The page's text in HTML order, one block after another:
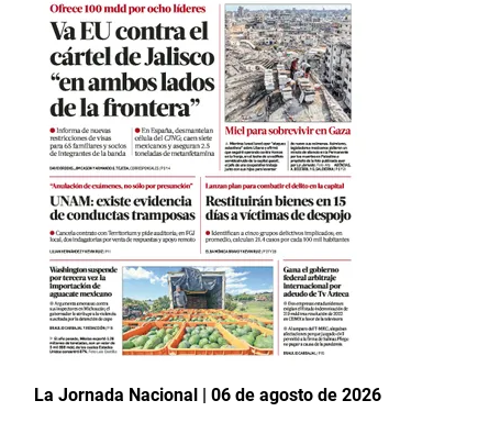
La Jornada Nacional | 06 de agosto de 2026